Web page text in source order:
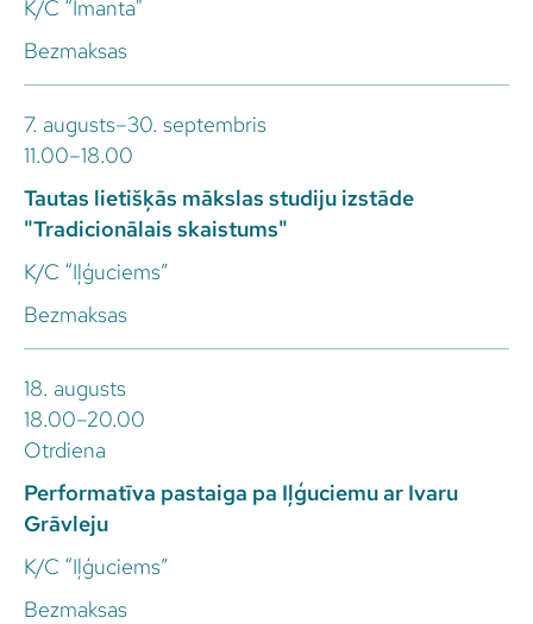
K/C “Imanta"
Bezmaksas
7. augusts–30. septembris
11.00–18.00
Tautas lietišķās mākslas studiju izstāde
"Tradicionālais skaistums"
K/C “Iļģuciems”
Bezmaksas
18. augusts
18.00–20.00
Otrdiena
Performatīva pastaiga pa Iļģuciemu ar Ivaru
Grāvleju
K/C “Iļģuciems”
Bezmaksas